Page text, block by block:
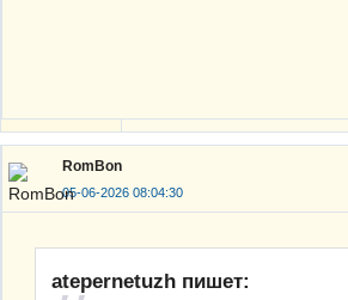
RomBon
05-06-2026 08:04:30
atepernetuzh пишет: